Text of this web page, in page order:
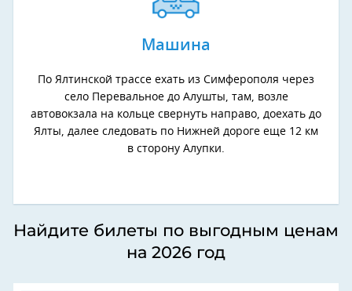
Машина
По Ялтинской трассе ехать из Симферополя через
село Перевальное до Алушты, там, возле
автовокзала на кольце свернуть направо, доехать до
Ялты, далее следовать по Нижней дороге еще 12 км
в сторону Алупки.
Найдите билеты по выгодным ценам
на 2026 год